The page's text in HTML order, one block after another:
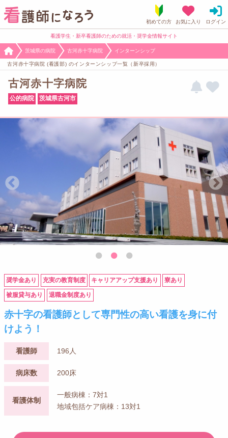
看護学生・新卒看護師のための就活・奨学金情報サイト
茨城県の病院 古河赤十字病院 インターンシップ
古河赤十字病院 (看護部) のインターンシップ一覧（新卒採用）
古河赤十字病院
公的病院 茨城県古河市
奨学金あり 充実の教育制度 キャリアアップ支援あり 寮あり
被服貸与あり 退職金制度あり
赤十字の看護師として専門性の高い看護を身に付
けよう！
看護師 196人
病床数 200床
看護体制
一般病棟：7対1
地域包括ケア病棟：13対1